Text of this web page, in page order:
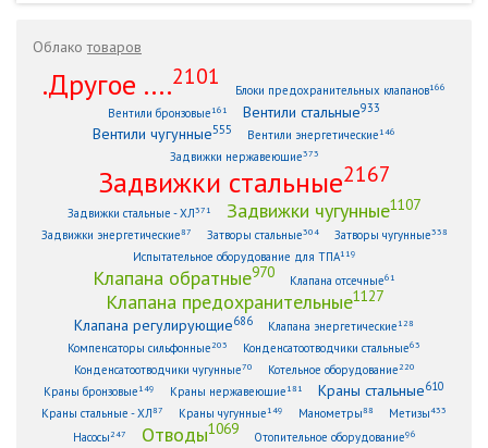
Облакотоваров
.Другое ....2101
Блоки предохранительных клапанов166
Вентили бронзовые161 Вентили стальные933
Вентили чугунные555 Вентили энергетические146
Задвижки нержавеющие373
Задвижки стальные2167
Задвижки стальные - ХЛ371 Задвижки чугунные1107
Задвижки энергетические87 Затворы стальные304 Затворы чугунные338
Испытательное оборудование для ТПА119
Клапана обратные970 Клапана отсечные61
Клапана предохранительные1127
Клапана регулирующие686 Клапана энергетические128
Компенсаторы сильфонные 203 Конденсатоотводчики стальные63
Конденсатоотводчики чугунные70 Котельное оборудование 220
Краны бронзовые149 Краны нержавеющие181 Краны стальные610
Краны стальные - ХЛ87 Краны чугунные149 Манометры88 Метизы433
Насосы 247 Отводы1069 Отопительное оборудование96